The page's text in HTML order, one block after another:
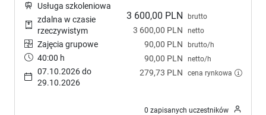
3 600,00 PLN brutto
3 600,00 PLN netto
90,00 PLN brutto/h
90,00 PLN netto/h
279,73 PLN cena rynkowa
Usługa szkoleniowa
zdalna w czasie
rzeczywistym
Zajęcia grupowe
40:00 h
07.10.2026 do
29.10.2026
0 zapisanych uczestników